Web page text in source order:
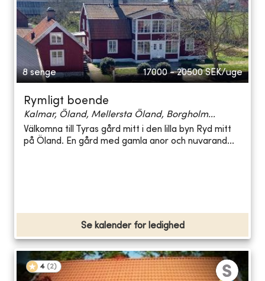
8 senge 17000 - 20500 SEK/uge
Rymligt boende
Kalmar, Öland, Mellersta Öland, Borgholm...
Välkomna till Tyras gård mitt i den lilla byn Ryd mitt
på Öland. En gård med gamla anor och nuvarand...
Se kalender for ledighed
4 (2)